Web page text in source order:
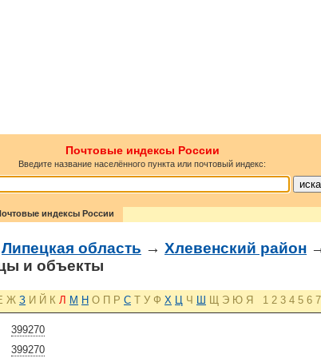
Почтовые индексы России
Введите название населённого пункта или почтовый индекс:
индексы России
Липецкая область → Хлевенский район
и объекты
Ж З И Й К Л М Н О П Р С Т У Ф Х Ц Ч Ш Щ Э Ю Я 1 2 3 4 5 6 7
399270
399270